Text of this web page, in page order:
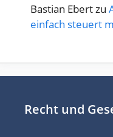
Bastian Ebertzu
einfach steuert
Recht und